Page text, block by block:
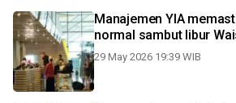
Manajemen YIA
normal sambut libur
29 May 2026 19:39 WIB